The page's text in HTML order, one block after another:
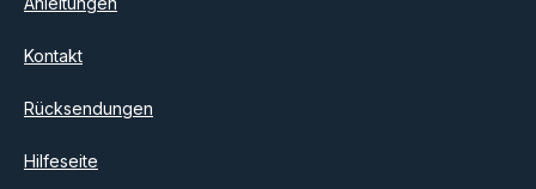
Kontakt
Rücksendungen
Hilfeseite